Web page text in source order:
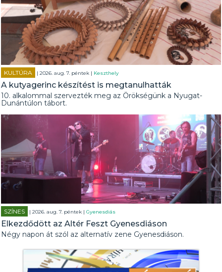
KULTÚRA | 2026. aug. 7. péntek | Keszthely
A kutyagerinc készítést is megtanulhatták
10. alkalommal szervezték meg az Örökségünk a Nyugat-
Dunántúlon tábort.
SZÍNES | 2026. aug. 7. péntek |Gyenesdiás
Elkezdődött az Altér Feszt Gyenesdiáson
Négy napon át szól az alternatív zene Gyenesdiáson.